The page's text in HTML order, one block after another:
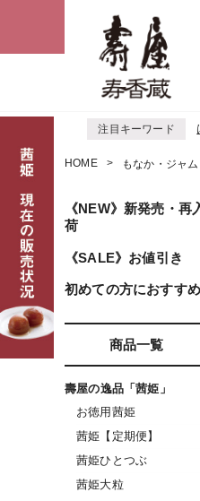
注目キーワード
HOME もなか・ジャ
《NEW》新発売・再
荷
《SALE》お値引き
初めての方におすすめ
商品一覧
壽屋の逸品「茜姫」
お徳用茜姫
茜姫【定期便】
茜姫ひとつぶ
茜姫大粒